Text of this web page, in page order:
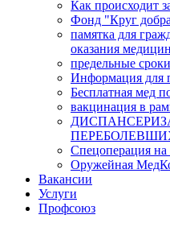
Как происходит
Фонд "Круг
памятка для
оказания
предельные
Информация для
Бесплатная мед
вакцинация в
Спецоперация на
Оружейная
Вакансии
Услуги
Профсоюз